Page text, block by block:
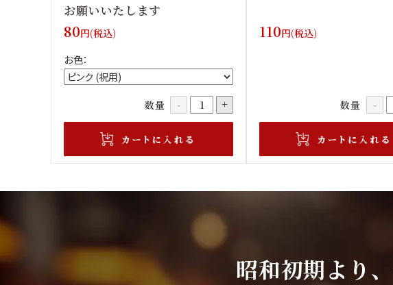
お願いいたします
80円(税込)
お色：
数量 - +
110円(税込)
数量 -
昭和初期より、